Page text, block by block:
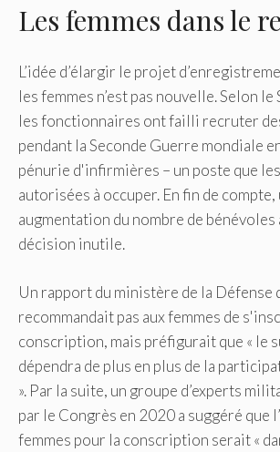
Les femmes dans le
L’idée d’élargir le projet
les femmes n’est pas nouvelle. Selon
les fonctionnaires ont failli recruter
pendant la Seconde Guerre mondiale
pénurie d'infirmières – un poste que
autorisées à occuper. En fin de compte,
augmentation du nombre de bénévoles
décision inutile.
Un rapport du ministère de la Défense
recommandait pas aux femmes de
conscription, mais préfigurait que « le
dépendra de plus en plus de la
». Par la suite, un groupe d’experts
par le Congrès en 2020 a suggéré que
femmes pour la conscription serait «